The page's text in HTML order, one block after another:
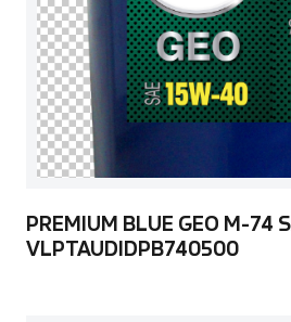
PREMIUM BLUE GEO M-74
VLPTAUDIDPB740500